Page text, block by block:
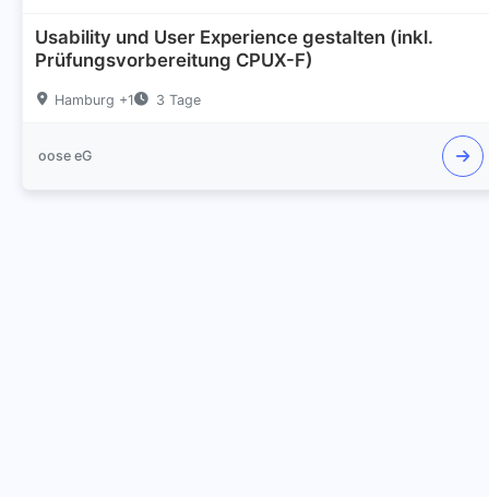
Usability und User Experience gestalten (inkl.
Prüfungsvorbereitung CPUX-F)
Hamburg +1 3 Tage
oose eG